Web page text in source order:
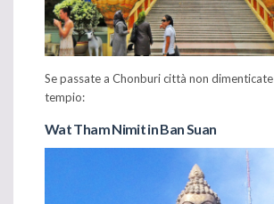
Se passate a Chonburi città non
tempio:
Wat Tham Nimit in Ban Suan